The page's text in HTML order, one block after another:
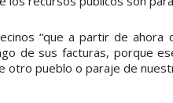
“que a partir de
de sus facturas, porque
otro pueblo o paraje de